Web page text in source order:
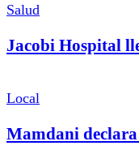
Salud
Jacobi Hospital
Local
Mamdani declara